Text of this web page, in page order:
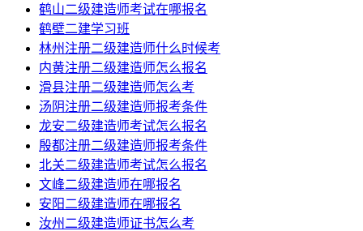
鹤山二级建造师考试在哪报名
鹤壁二建学习班
林州注册二级建造师什么时候考
内黄注册二级建造师怎么报名
滑县注册二级建造师怎么考
汤阴注册二级建造师报考条件
龙安二级建造师考试怎么报名
殷都注册二级建造师报考条件
北关二级建造师考试怎么报名
文峰二级建造师在哪报名
安阳二级建造师在哪报名
汝州二级建造师证书怎么考